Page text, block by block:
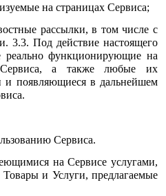
на страницах Сервиса;
рассылки, в том числе с
3.3. Под действие настоящего
реально функционирующие на
а также любые их
появляющиеся в дальнейшем
Сервиса.
на Сервисе услугами,
и Услуги, предлагаемые